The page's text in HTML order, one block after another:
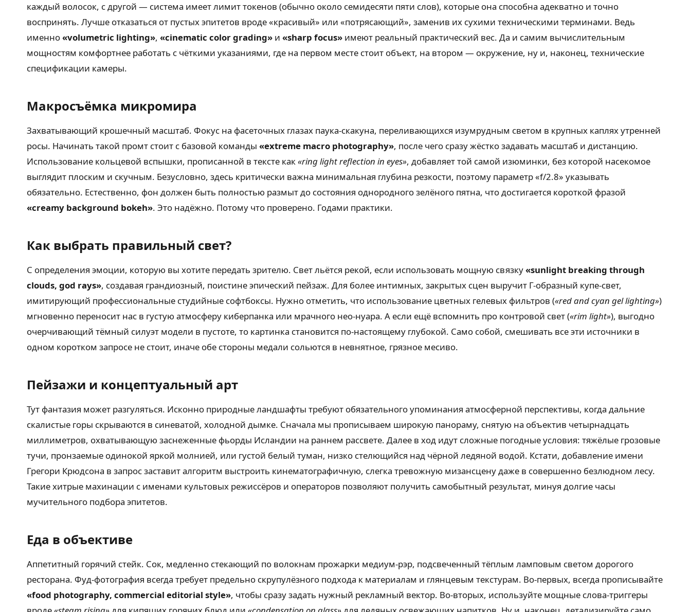
каждый волосок, с другой — система имеет лимит токенов (обычно около семидесяти пяти слов), которые она способна адекватно и точно
воспринять. Лучше отказаться от пустых эпитетов вроде «красивый» или «потрясающий», заменив их сухими техническими терминами. Ведь
именно«volumetric lighting», «cinematic color grading» и «sharp focus» имеют реальный практический вес. Да и самим вычислительным
мощностям комфортнее работать с чёткими указаниями, где на первом месте стоит объект, на втором — окружение, ну и, наконец, технические
спецификации камеры.
Макросъёмка микромира
Захватывающий крошечный масштаб. Фокус на фасеточных глазах паука-скакуна, переливающихся изумрудным светом в крупных каплях утренней
росы. Начинать такой промт стоит с базовой команды «extreme macro photography», после чего сразу жёстко задавать масштаб и дистанцию.
Использование кольцевой вспышки, прописанной в тексте как«ring light reflection in eyes», добавляет той самой изюминки, без которой насекомое
выглядит плоским и скучным. Безусловно, здесь критически важна минимальная глубина резкости, поэтому параметр «f/2.8» указывать
обязательно. Естественно, фон должен быть полностью размыт до состояния однородного зелёного пятна, что достигается короткой фразой
«creamy background bokeh». Это надёжно. Потому что проверено. Годами практики.
Как выбрать правильный свет?
С определения эмоции, которую вы хотите передать зрителю. Свет льётся рекой, если использовать мощную связку«sunlight breaking through
clouds, god rays», создавая грандиозный, поистине эпический пейзаж. Для более интимных, закрытых сцен выручит Г-образный купе-свет,
имитирующий профессиональные студийные софтбоксы. Нужно отметить, что использование цветных гелевых фильтров («red and cyan gel lighting»)
мгновенно переносит нас в густую атмосферу киберпанка или мрачного нео-нуара. А если ещё вспомнить про контровой свет («rim light»), выгодно
очерчивающий тёмный силуэт модели в пустоте, то картинка становится по-настоящему глубокой. Само собой, смешивать все эти источники в
одном коротком запросе не стоит, иначе обе стороны медали сольются в невнятное, грязное месиво.
Пейзажи и концептуальный арт
Тут фантазия может разгуляться. Исконно природные ландшафты требуют обязательного упоминания атмосферной перспективы, когда дальние
скалистые горы скрываются в синеватой, холодной дымке. Сначала мы прописываем широкую панораму, снятую на объектив четырнадцать
миллиметров, охватывающую заснеженные фьорды Исландии на раннем рассвете. Далее в ход идут сложные погодные условия: тяжёлые грозовые
тучи, пронзаемые одинокой яркой молнией, или густой белый туман, низко стелющийся над чёрной ледяной водой. Кстати, добавление имени
Грегори Крюдсона в запрос заставит алгоритм выстроить кинематографичную, слегка тревожную мизансцену даже в совершенно безлюдном лесу.
Такие хитрые махинации с именами культовых режиссёров и операторов позволяют получить самобытный результат, минуя долгие часы
мучительного подбора эпитетов.
Еда в объективе
Аппетитный горячий стейк. Сок, медленно стекающий по волокнам прожарки медиум-рэр, подсвеченный тёплым ламповым светом дорогого
ресторана. Фуд-фотография всегда требует предельно скрупулёзного подхода к материалам и глянцевым текстурам. Во-первых, всегда прописывайте
«food photography, commercial editorial style», чтобы сразу задать нужный рекламный вектор. Во-вторых, используйте мощные слова-триггеры